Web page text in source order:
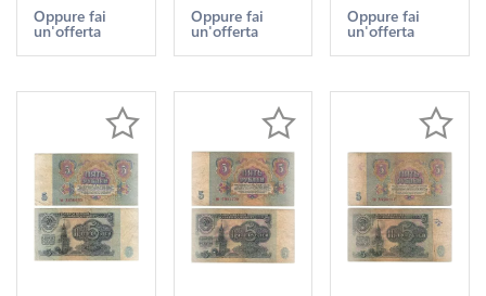
1961 ->
Make offer
Oppure fai
un'offerta
1961 ->
Make offer
Oppure fai
un'offerta
1961 ->
Make offer
Oppure fai
un'offerta